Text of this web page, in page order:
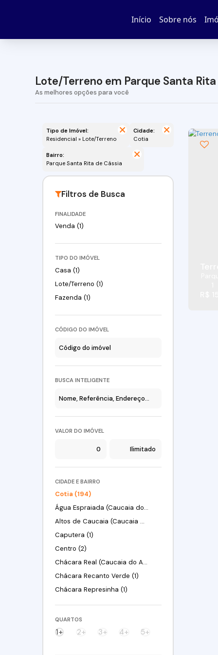
Sobre nós
Início
Lote/Terreno em Parque Santa
Tipo de Imóvel:
Residencial » Lote/Terreno
Cidade:
Cotia
Bairro:
Parque Santa Rita de Cássia
FINALIDADE
Venda (1)
TIPO DO IMÓVEL
Casa (1)
Lote/Terreno (1)
Fazenda (1)
CÓDIGO DO IMÓVEL
BUSCA INTELIGENTE
VALOR DO IMÓVEL
CIDADE E BAIRRO
Cotia (194)
Água Espraiada (Caucaia do Alto) (2)
Altos de Caucaia (Caucaia do Alto) (2)
Caputera (1)
Centro (2)
Chácara Real (Caucaia do Alto) (3)
Chácara Recanto Verde (1)
Chácara Represinha (1)
Chácara Roselândia (4)
Chácara Vista Alegre (1)
Chácaras São Carlos (1)
QUARTOS
1+ 2+ 3+ 4+ 5+